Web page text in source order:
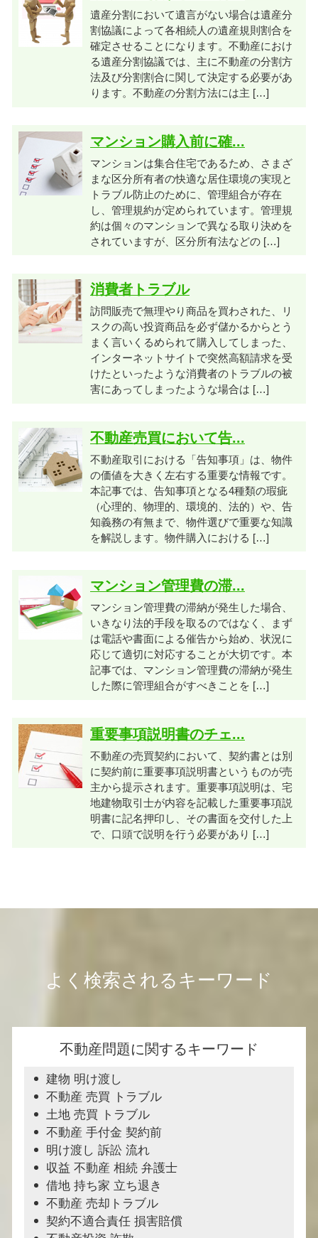
遺産分割において遺言がない場合は遺産分
割協議によって各相続人の遺産規則割合を
確定させることになります。不動産におけ
る遺産分割協議では、主に不動産の分割方
法及び分割割合に関して決定する必要があ
ります。不動産の分割方法には主 […]
マンション購入前に確...
マンションは集合住宅であるため、さまざ
まな区分所有者の快適な居住環境の実現と
トラブル防止のために、管理組合が存在
し、管理規約が定められています。管理規
約は個々のマンションで異なる取り決めを
されていますが、区分所有法などの […]
消費者トラブル
訪問販売で無理やり商品を買わされた、リ
スクの高い投資商品を必ず儲かるからとう
まく言いくるめられて購入してしまった、
インターネットサイトで突然高額請求を受
けたといったような消費者のトラブルの被
害にあってしまったような場合は […]
不動産売買において告...
不動産取引における「告知事項」は、物件
の価値を大きく左右する重要な情報です。
本記事では、告知事項となる4種類の瑕疵
（心理的、物理的、環境的、法的）や、告
知義務の有無まで、物件選びで重要な知識
を解説します。物件購入における […]
マンション管理費の滞...
マンション管理費の滞納が発生した場合、
いきなり法的手段を取るのではなく、まず
は電話や書面による催告から始め、状況に
応じて適切に対応することが大切です。本
記事では、マンション管理費の滞納が発生
した際に管理組合がすべきことを […]
重要事項説明書のチェ...
不動産の売買契約において、契約書とは別
に契約前に重要事項説明書というものが売
主から提示されます。重要事項説明は、宅
地建物取引士が内容を記載した重要事項説
明書に記名押印し、その書面を交付した上
で、口頭で説明を行う必要があり […]
よく検索されるキーワード
不動産問題に関するキーワード
建物 明け渡し
不動産 売買 トラブル
土地 売買 トラブル
不動産 手付金 契約前
明け渡し 訴訟 流れ
収益 不動産 相続 弁護士
借地 持ち家 立ち退き
不動産 売却トラブル
契約不適合責任 損害賠償